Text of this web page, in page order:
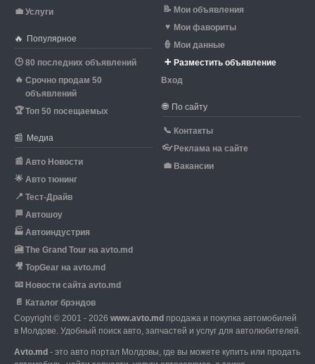
💼 Услуги
🔥 Популярное
🕒 80 последних объявлений
🔥 Срочно продам 50
объявлений
🏆Топ 50 посещаемых
📰 Медиа
📰 Авто Новости
🌟 Авто тюнинг
📍 Тест-Драйв
🏁 Автошоу
🏭 Автоиндустрия
🎦 The Grand Tour на avto.md
🎥 TopGear на avto.md
📧 Новости сайта avto.md
📄 Каталог брэндов
📝 Мои объявления
♥ Мои фавориты
👮 Мои данные
➕ Разместить объявление
Вход
🌐 По сайту
📞 Контакты
👓 Реклама на сайте
💼 Вакансии
Copyright © 2001 - 2026 www.avto.md продажа и покупка автомобилей
в Молдове. Удобный поиск авто, запчастей и услуг для автолюбителей.
Avto.md - это авто портал Молдовы, где вы можете купить или продать